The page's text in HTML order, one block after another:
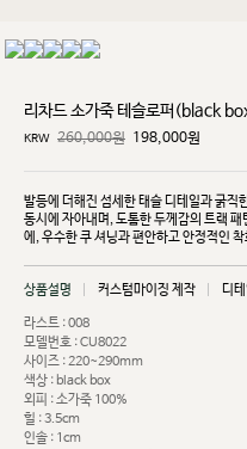
리차드 소가죽 테슬로퍼(black
KRW 260,000원 198,000원
발등에 더해진 섬세한 태슬 디테일과 굵직
동시에 자아내며, 도톰한 두께감의 트랙 패
에, 우수한 쿠셔닝과 편안하고 안정적인
상품설명 커스텀마이징 제작 디
라스트 : 008
모델번호 : CU8022
사이즈 : 220~290mm
색상 : black box
외피 : 소가죽 100%
힐 : 3.5cm
인솔 : 1cm